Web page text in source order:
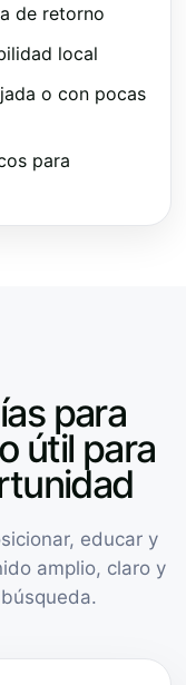
de retorno
local
o con pocas
para
para
útil para
educar y
amplio, claro y